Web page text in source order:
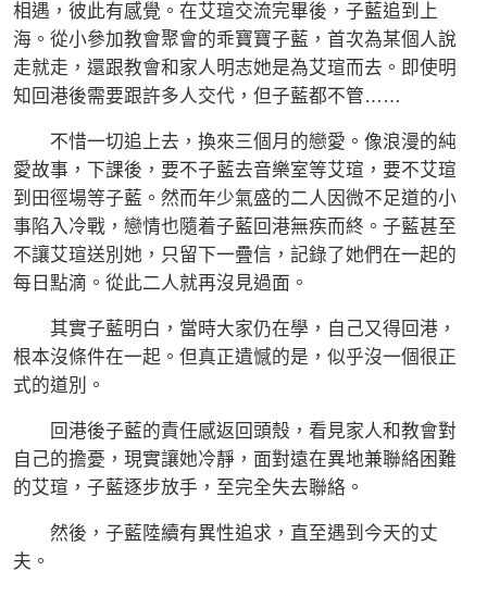
相遇，彼此有感覺。在艾瑄交流完畢後，子藍追到上
海。從小參加教會聚會的乖寶寶子藍，首次為某個人說
走就走，還跟教會和家人明志她是為艾瑄而去。即使明
知回港後需要跟許多人交代，但子藍都不管……
不惜一切追上去，換來三個月的戀愛。像浪漫的純
愛故事，下課後，要不子藍去音樂室等艾瑄，要不艾瑄
到田徑場等子藍。然而年少氣盛的二人因微不足道的小
事陷入冷戰，戀情也隨着子藍回港無疾而終。子藍甚至
不讓艾瑄送別她，只留下一疊信，記錄了她們在一起的
每日點滴。從此二人就再沒見過面。
其實子藍明白，當時大家仍在學，自己又得回港，
根本沒條件在一起。但真正遺憾的是，似乎沒一個很正
式的道別。
回港後子藍的責任感返回頭殼，看見家人和教會對
自己的擔憂，現實讓她冷靜，面對遠在異地兼聯絡困難
的艾瑄，子藍逐步放手，至完全失去聯絡。
然後，子藍陸續有異性追求，直至遇到今天的丈
夫。